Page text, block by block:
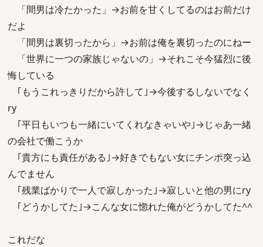
「間男は冷たかった」→お前を甘くしてるのはお前だけ
だよ
「間男は裏切ったから」→お前は俺を裏切ったのにねー
「世界に一つの家族じゃないの」→それこそ今猛烈に後
悔している
｢もうこれっきりだから許して｣→今後するしないでなく
ry
｢平日もいつも一緒にいてくれなきゃいや｣→じゃあ一緒
の会社で働こうか
｢貴方にも責任がある｣→好きでもない女にチンポ突っ込
んでません
｢残業ばかりで一人で寂しかった｣→寂しいと他の男にry
｢どうかしてた｣→こんな女に惚れた俺がどうかしてた^^
これだな